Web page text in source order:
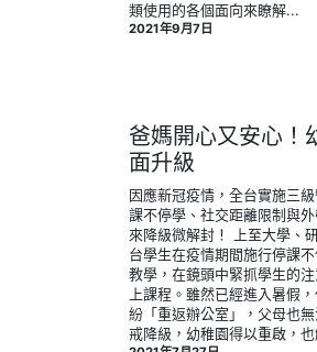
類使用的各個面向來瞭解...
2021年9月7日
爸媽開心又安心！
面升級
因應新冠疫情，全台實施三
課不停學、社交距離限制與
來降級微解封！ 上至大學、
台學生在疫情期間施行停課
教學，在鏡頭中緊抓學生的
上課程。雖然已經進入暑假
紛「重返辦公室」，父母也
戒降級，幼稚園得以重啟，